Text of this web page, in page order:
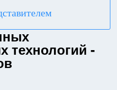
технологий -